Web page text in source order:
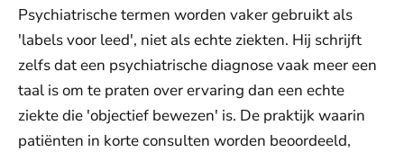
Psychiatrische termen worden vaker gebruikt als
'labels voor leed', niet als echte ziekten. Hij schrijft
zelfs dat een psychiatrische diagnose vaak meer een
taal is om te praten over ervaring dan een echte
ziekte die 'objectief bewezen' is. De praktijk waarin
patiënten in korte consulten worden beoordeeld,